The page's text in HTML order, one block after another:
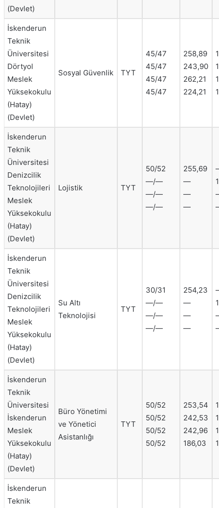
(Devlet)
İskenderun
Teknik
Üniversitesi
Dörtyol
Meslek
Yüksekokulu
(Hatay)
(Devlet)
Sosyal Güvenlik TYT
45/47
45/47
45/47
45/47
258,89
243,90
262,21
224,21
İskenderun
Teknik
Üniversitesi
Denizcilik
Teknolojileri
Meslek
Yüksekokulu
(Hatay)
(Devlet)
Lojistik TYT
50/52
—/—
—/—
—/—
255,69
—
—
—
İskenderun
Teknik
Üniversitesi
Denizcilik
Teknolojileri
Meslek
Yüksekokulu
(Hatay)
(Devlet)
Su Altı
Teknolojisi
TYT
30/31
—/—
—/—
—/—
254,23
—
—
—
İskenderun
Teknik
Üniversitesi
İskenderun
Meslek
Yüksekokulu
(Hatay)
(Devlet)
Büro Yönetimi
ve Yönetici
Asistanlığı
TYT
50/52
50/52
50/52
50/52
253,54
242,53
242,96
186,03
İskenderun
Teknik